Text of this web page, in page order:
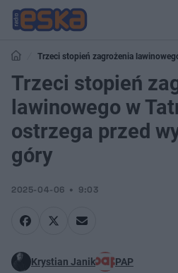
Trzeci stopień zagrożenia
wyprawami w góry
Trzeci stopień
lawinowego w
ostrzega przed
góry
2025-04-06 9:03
Krystian Janik PAP